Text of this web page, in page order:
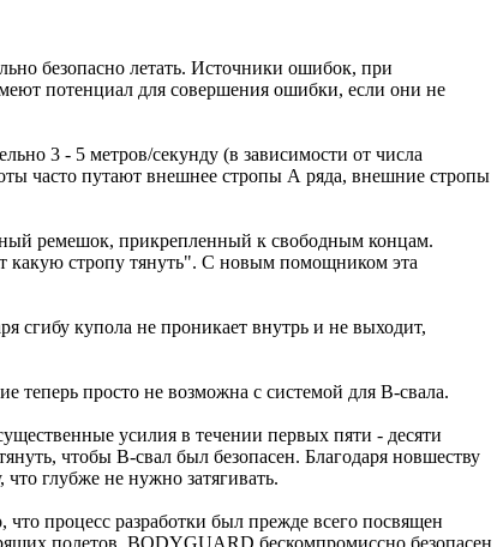
безопасно летать. Источники ошибок, при
потенциал для совершения ошибки, если они не
3 - 5 метров/секунду (в зависимости от числа
часто путают внешнее стропы А ряда, внешние стропы
ремешок, прикрепленный к свободным концам.
какую стропу тянуть". С новым помощником эта
сгибу купола не проникает внутрь и не выходит,
теперь просто не возможна с системой для B-свала.
усилия в течении первых пяти - десяти
чтобы B-свал был безопасен. Благодаря новшеству
глубже не нужно затягивать.
процесс разработки был прежде всего посвящен
полетов. BODYGUARD бескомпромиссно безопасен